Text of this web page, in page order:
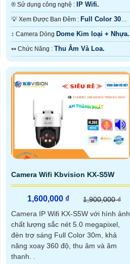
®️ Sử dụng công nghệ : IP Wifi.
💡 Xem Được Ban Đêm : Full Color 30m
Có Màu Ban Ðêm.
↕️ Camera Dòng Dome Kim loại + Nhựa.
️↭ Chức Năng : Thu Âm Và Loa.
Camera Wifi Kbvision KX-S5W
1,600,000 ₫
1,900,000 ₫
Camera IP Wifi KX-S5W với hình ảnh
chất lượng sắc nét 5.0 megapixel,
đèn trợ sáng Full Color 30m, khả
năng xoay 360 độ, thu âm và âm
thanh. .